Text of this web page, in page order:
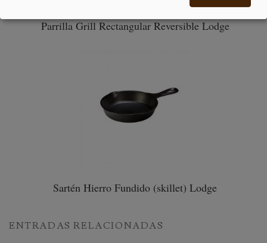
Parrilla Grill Rectangular Reversible Lodge
Sartén Hierro Fundido (skillet) Lodge
ENTRADAS RELACIONADAS